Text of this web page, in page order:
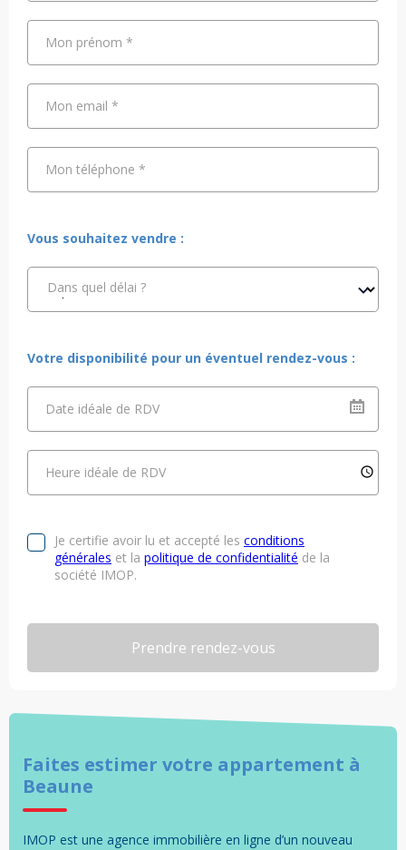
Faites estimer votre appartement à
Beaune
IMOP est une agence immobilière en ligne d’un nouveau
Mon prénom *
Mon email *
Mon téléphone *
Vous souhaitez vendre :
Dans quel délai ?
Votre disponibilité pour un éventuel rendez-vous :
Date idéale de RDV
Heure idéale de RDV
Je certifie avoir lu et accepté les conditions
générales et la politique de confidentialité de la
société IMOP.